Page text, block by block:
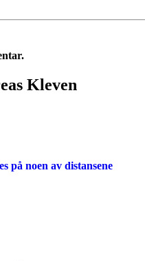
Kleven
på noen av distansene